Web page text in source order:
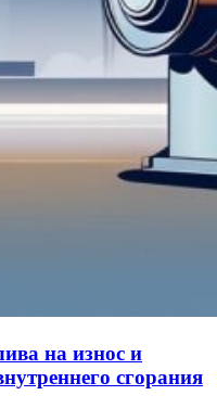
на износ и
сгорания